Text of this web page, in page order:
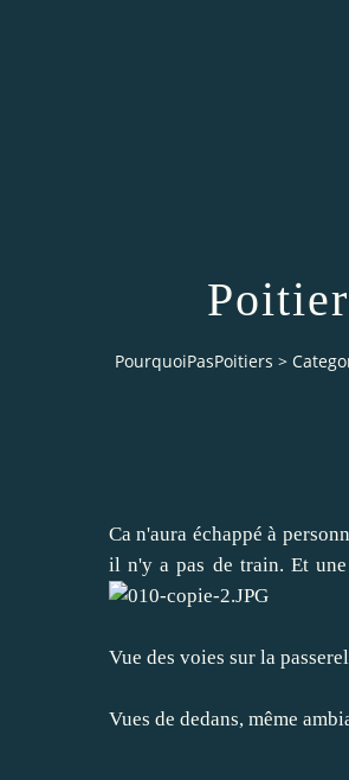
PourquoiPasPoitiers >
Ca n'aura échappé à
il n'y a pas de train. Et
Vue des voies sur la
Vues de dedans, même